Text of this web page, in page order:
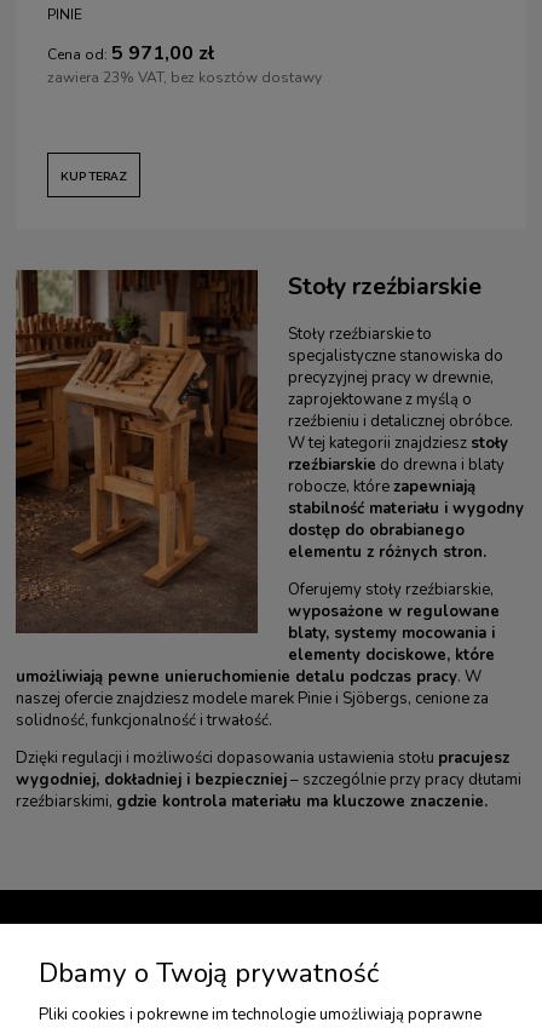
PINIE
Cena od: 5 971,00 zł
zawiera 23% VAT, bez kosztów dostawy
KUP TERAZ
Stoły rzeźbiarskie
Stoły rzeźbiarskie to
specjalistyczne stanowiska do
precyzyjnej pracy w drewnie,
zaprojektowane z myślą o
rzeźbieniu i detalicznej obróbce.
W tej kategorii znajdziesz stoły
rzeźbiarskie do drewna i blaty
robocze, którezapewniają
stabilność materiału i wygodny
dostęp do obrabianego
elementu z różnych stron.
Oferujemy stoły rzeźbiarskie,
wyposażone w regulowane
blaty, systemy mocowania i
elementy dociskowe, które
umożliwiają pewne unieruchomienie detalu podczas pracy. W
naszej ofercie znajdziesz modele marek Pinie i Sjöbergs, cenione za
solidność, funkcjonalność i trwałość.
Dzięki regulacji i możliwości dopasowania ustawienia stołu pracujesz
wygodniej, dokładniej i bezpieczniej– szczególnie przy pracy dłutami
rzeźbiarskimi, gdzie kontrola materiału ma kluczowe znaczenie.
Dbamy o Twoją prywatność
Pliki cookies i pokrewne im technologie umożliwiają poprawne